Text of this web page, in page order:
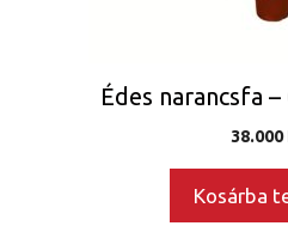
Édes narancsfa
38.000
Kosárba